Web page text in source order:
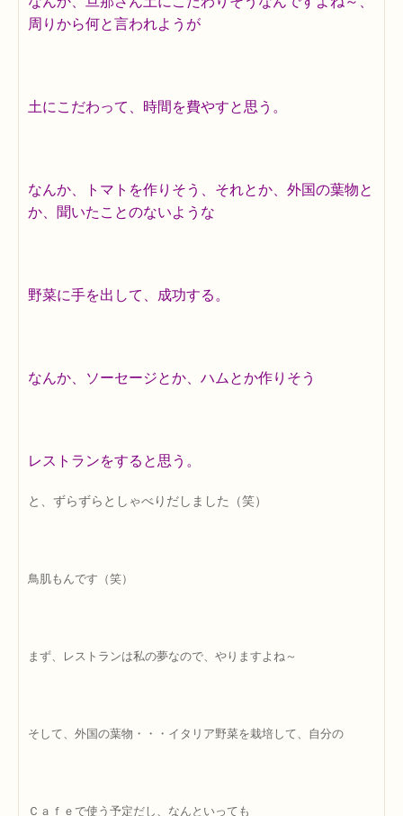
周りから何と言われようが
土にこだわって、時間を費やすと思う。
なんか、トマトを作りそう、それとか、外国の葉物と
か、聞いたことのないような
野菜に手を出して、成功する。
なんか、ソーセージとか、ハムとか作りそう
レストランをすると思う。
と、ずらずらとしゃべりだしました（笑）
鳥肌もんです（笑）
まず、レストランは私の夢なので、やりますよね～
そして、外国の葉物・・・イタリア野菜を栽培して、自分の
Ｃａｆｅで使う予定だし、なんといっても